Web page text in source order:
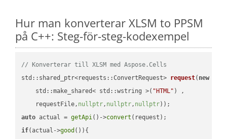
Hur man konverterar XLSM to PPSM
på C++: Steg-för-steg-kodexempel
// Konverterar till XLSM med Aspose.Cells
std::shared_ptr<requests::ConvertRequest> request( new
    std::make_shared< std::wstring >(
"HTML" ) ,
    requestFile,
nullptr, nullptr, nullptr))
auto actual = getApi()->convert
if(actual->good ()){